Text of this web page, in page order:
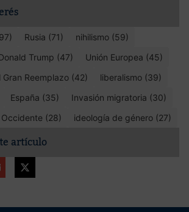
Rusia (71)
nihilismo (59)
Trump (47)
Unión Europea (45)
Gran Reemplazo (42)
liberalismo (39)
España (35)
Invasión migratoria (30)
Occidente (28) ideología de género (27)
artículo